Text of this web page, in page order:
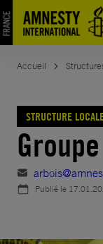
Aller
au
contenu
Accueil
STRUCTURE
Publié le